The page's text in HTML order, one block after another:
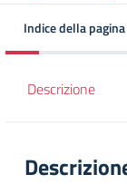
Indice della pagina
Descrizione